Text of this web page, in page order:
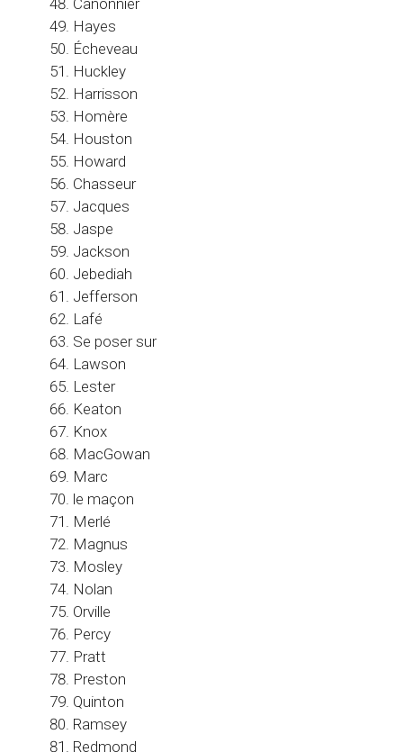
Hayes
Écheveau
Huckley
Harrisson
Homère
Houston
Howard
Chasseur
Jacques
Jaspe
Jackson
Jebediah
Jefferson
Lafé
Se poser sur
Lawson
Lester
Keaton
Knox
MacGowan
Marc
le maçon
Merlé
Magnus
Mosley
Nolan
Orville
Percy
Pratt
Preston
Quinton
Ramsey
Redmond